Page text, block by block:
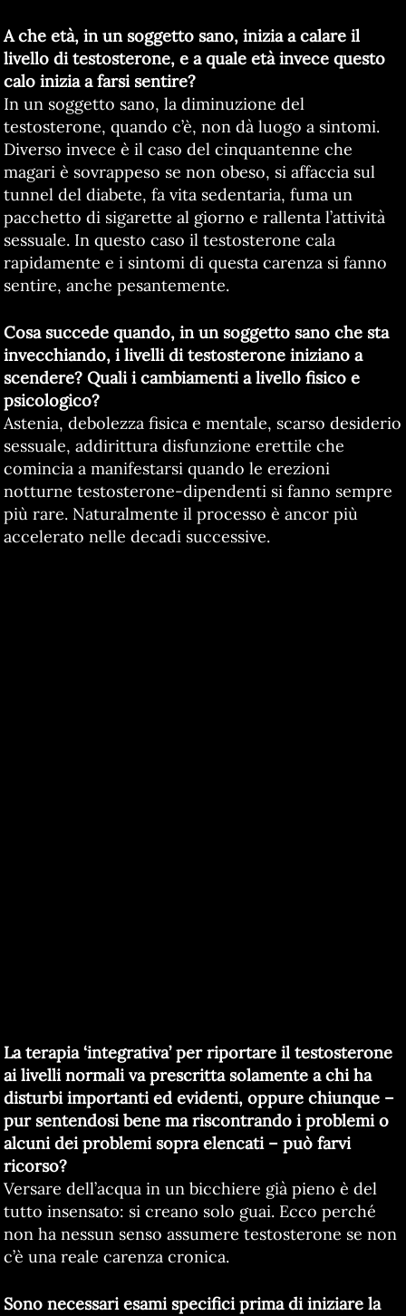
A che età, in un soggetto sano, inizia a calare il
livello di testosterone, e a quale età invece questo
calo inizia a farsi sentire?
In un soggetto sano, la diminuzione del
testosterone, quando c’è, non dà luogo a sintomi.
Diverso invece è il caso del cinquantenne che
magari è sovrappeso se non obeso, si affaccia sul
tunnel del diabete, fa vita sedentaria, fuma un
pacchetto di sigarette al giorno e rallenta l’attività
sessuale. In questo caso il testosterone cala
rapidamente e i sintomi di questa carenza si fanno
sentire, anche pesantemente.
Cosa succede quando, in un soggetto sano che sta
invecchiando, i livelli di testosterone iniziano a
scendere? Quali i cambiamenti a livello fisico e
psicologico?
Astenia, debolezza fisica e mentale, scarso desiderio
sessuale, addirittura disfunzione erettile che
comincia a manifestarsi quando le erezioni
notturne testosterone-dipendenti si fanno sempre
più rare. Naturalmente il processo è ancor più
accelerato nelle decadi successive.
La terapia ‘integrativa’ per riportare il testosterone
ai livelli normali va prescritta solamente a chi ha
disturbi importanti ed evidenti, oppure chiunque –
pur sentendosi bene ma riscontrando i problemi o
alcuni dei problemi sopra elencati – può farvi
ricorso?
Versare dell’acqua in un bicchiere già pieno è del
tutto insensato: si creano solo guai. Ecco perché
non ha nessun senso assumere testosterone se non
c’è una reale carenza cronica.
Sono necessari esami specifici prima di iniziare la